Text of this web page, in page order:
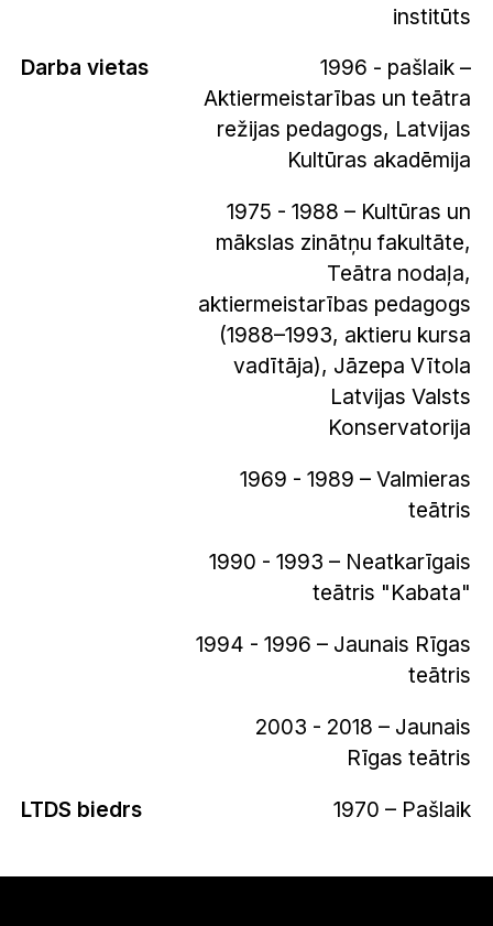
institūts
Darba vietas
1996 - pašlaik –
Aktiermeistarības un teātra
režijas pedagogs, Latvijas
Kultūras akadēmija
1975 - 1988 – Kultūras un
mākslas zinātņu fakultāte,
Teātra nodaļa,
aktiermeistarības pedagogs
(1988–1993, aktieru kursa
vadītāja), Jāzepa Vītola
Latvijas Valsts
Konservatorija
1969 - 1989 – Valmieras
teātris
1990 - 1993 – Neatkarīgais
teātris "Kabata"
1994 - 1996 – Jaunais Rīgas
teātris
2003 - 2018 – Jaunais
Rīgas teātris
LTDS biedrs
1970 – Pašlaik